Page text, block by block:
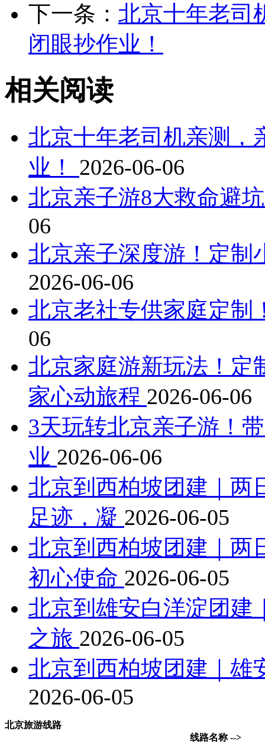
下一条： 北京十年老司
闭眼抄作业！
相关阅读
北京十年老司机亲测，
业！ 2026-06-06
北京亲子游8大救命避
06
北京亲子深度游！定制
2026-06-06
北京老社专供家庭定
06
北京家庭游新玩法！定
家心动旅程 2026-06-06
3天玩转北京亲子游！
业 2026-06-06
北京到西柏坡团建｜两
足迹，凝 2026-06-05
北京到西柏坡团建｜两
初心使命 2026-06-05
北京到雄安白洋淀团建
之旅 2026-06-05
北京到西柏坡团建｜雄
2026-06-05
北京旅游线路
线路名称 -->